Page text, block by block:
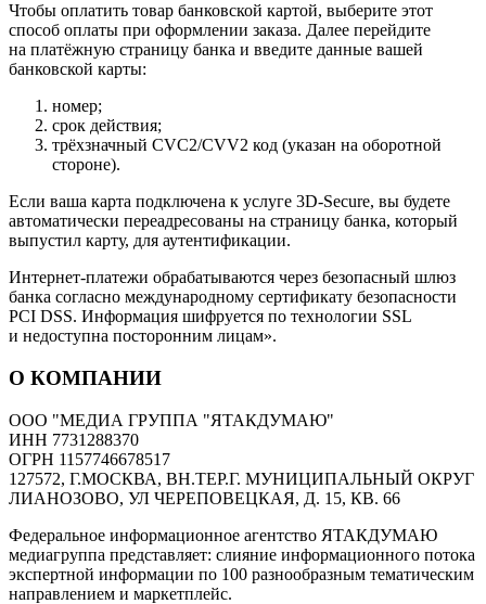
Чтобы оплатить товар банковской картой, выберите этот
способ оплаты при оформлении заказа. Далее перейдите
на платёжную страницу банка и введите данные вашей
банковской карты:
номер;
срок действия;
трёхзначный CVC2/CVV2 код (указан на оборотной
стороне).
Если ваша карта подключена к услуге 3D-Secure, вы будете
автоматически переадресованы на страницу банка, который
выпустил карту, для аутентификации.
Интернет-платежи обрабатываются через безопасный шлюз
банка согласно международному сертификату безопасности
PCI DSS. Информация шифруется по технологии SSL
и недоступна посторонним лицам».
О КОМПАНИИ
ООО "МЕДИА ГРУППА "ЯТАКДУМАЮ"
ИНН 7731288370
ОГРН 1157746678517
127572, Г.МОСКВА, ВН.ТЕР.Г. МУНИЦИПАЛЬНЫЙ ОКРУГ
ЛИАНОЗОВО, УЛ ЧЕРЕПОВЕЦКАЯ, Д. 15, КВ. 66
Федеральное информационное агентство ЯТАКДУМАЮ
медиагруппа представляет: слияние информационного потока
экспертной информации по 100 разнообразным тематическим
направлением и маркетплейс.